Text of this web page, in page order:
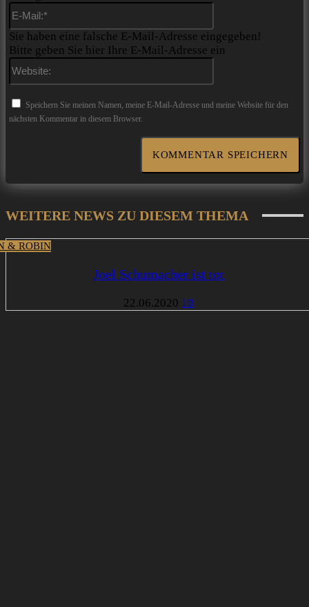
Sie haben eine falsche E-Mail-Adresse eingegeben!
Bitte geben Sie hier Ihre E-Mail-Adresse ein
Speichern Sie meinen Namen, meine E-Mail-Adresse und meine Website für den
nächsten Kommentar in diesem Browser.
WEITERE NEWS ZU DIESEM THEMA
& ROBIN
Joel Schumacher ist tot
22.06.2020 10